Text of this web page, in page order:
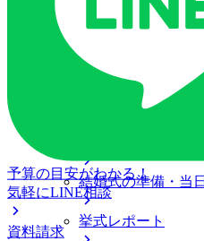
ブライダルフェア
ブライダルフェア
ブライダルフェア
結婚式の準備・当
挙式レポート
予算の目安がわかる！
気軽にLINE相談
資料請求